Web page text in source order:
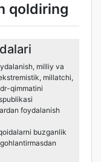
qoldiring
milliy va
millatchi,
qimmatini
foydalanish
buzganlik